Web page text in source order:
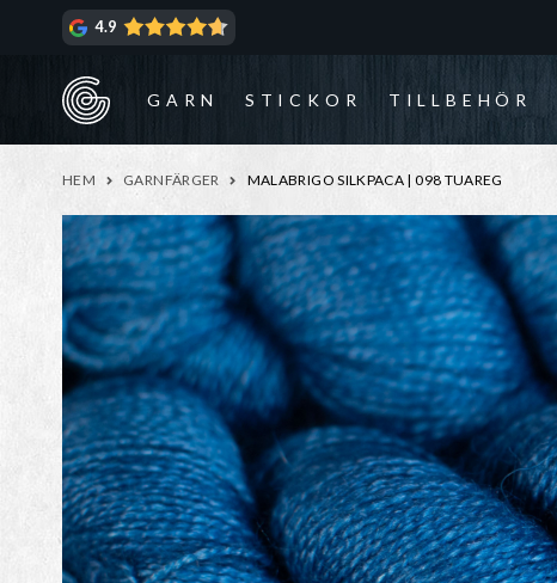
4.9
GARN STICKOR TILLBEHÖR
HEM GARNFÄRGER MALABRIGO SILKPACA | 098 TUAREG